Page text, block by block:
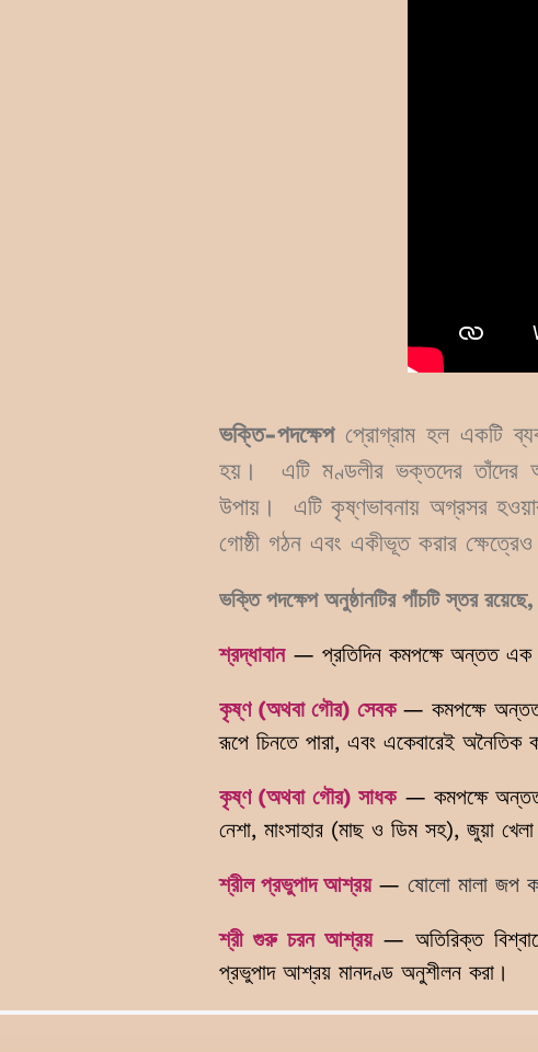
ভক্তি-পদক্ষেপপ্রোগ্রাম হল একটি
হয়। এটি মণ্ডলীর ভক্তদের তাঁদের
উপায়। এটি কৃষ্ণভাবনায় অগ্রসর
গোষ্ঠী গঠন এবং একীভূত করার
ভক্তি পদক্ষেপ অনুষ্ঠানটির পাঁচটি স্তর
শ্রদ্ধাবান — প্রতিদিন কমপক্ষে অন্তত এক
কৃষ্ণ (অথবা গৌর) সেবক — কমপক্ষে অন্তত
রূপে চিনতে পারা, এবং একেবারেই অনৈতিক
কৃষ্ণ (অথবা গৌর) সাধক — কমপক্ষে
নেশা, মাংসাহার (মাছ ও ডিম সহ), জুয়া
শ্রীল প্রভুপাদ আশ্রয় — ষোলো মালা জপ
শ্রী গুরু চরন আশ্রয় — অতিরিক্ত
প্রভুপাদ আশ্রয় মানদণ্ড অনুশীলন করা।